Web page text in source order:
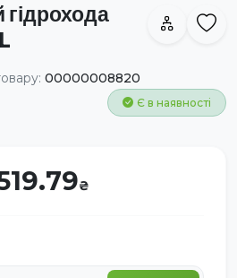
00000008820
Є в наявності